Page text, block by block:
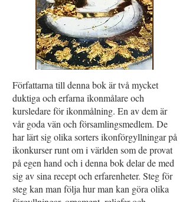
Författarna till denna bok är två mycket
duktiga och erfarna ikonmålare och
kursledare för ikonmålning. En av dem är
vår goda vän och församlingsmedlem. De
har lärt sig olika sorters ikonförgyllningar på
ikonkurser runt om i världen som de provat
på egen hand och i denna bok delar de med
sig av sina recept och erfarenheter. Steg för
steg kan man följa hur man kan göra olika